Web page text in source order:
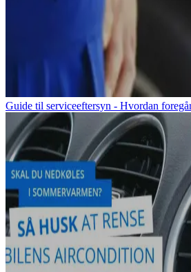
Guide til serviceeftersyn - Hvordan